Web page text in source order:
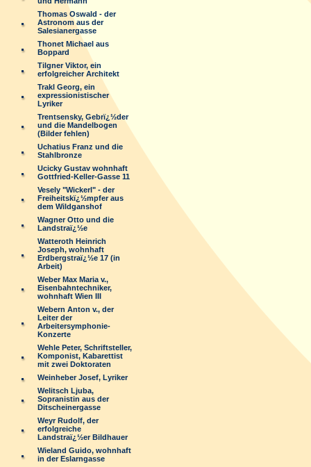
Thomas Oswald - der
Astronom aus der
Salesianergasse
Thonet Michael aus
Boppard
Tilgner Viktor, ein
erfolgreicher Architekt
Trakl Georg, ein
expressionistischer
Lyriker
Trentsensky, Gebrï¿½der
und die Mandelbogen
(Bilder fehlen)
Uchatius Franz und die
Stahlbronze
Ucicky Gustav wohnhaft
Gottfried-Keller-Gasse 11
Vesely "Wickerl" - der
Freiheitskï¿½mpfer aus
dem Wildganshof
Wagner Otto und die
Landstraï¿½e
Watteroth Heinrich
Joseph, wohnhaft
Erdbergstraï¿½e 17 (in
Arbeit)
Weber Max Maria v.,
Eisenbahntechniker,
wohnhaft Wien III
Webern Anton v., der
Leiter der
Arbeitersymphonie-
Konzerte
Wehle Peter, Schriftsteller,
Komponist, Kabarettist
mit zwei Doktoraten
Weinheber Josef, Lyriker
Welitsch Ljuba,
Sopranistin aus der
Ditscheinergasse
Weyr Rudolf, der
erfolgreiche
Landstraï¿½er Bildhauer
Wieland Guido, wohnhaft
in der Eslarngasse